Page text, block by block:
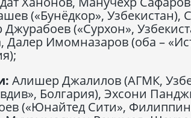
(«Бунёдкор», Узбекистан),
(«Сурхон»,
Далер Имомназаров (оба –
Алишер Джалилов (АГМК,
Болгария), Эхсони
(«Юнайтед Сити»,